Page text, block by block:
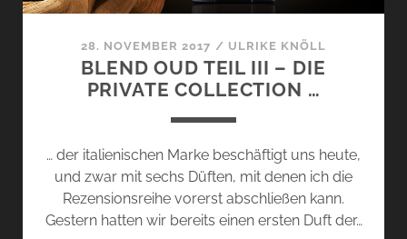
28. NOVEMBER 2017 / ULRIKE KNÖLL
BLEND OUD TEIL III – DIE
PRIVATE COLLECTION …
… der italienischen Marke beschäftigt uns heute,
und zwar mit sechs Düften, mit denen ich die
Rezensionsreihe vorerst abschließen kann.
Gestern hatten wir bereits einen ersten Duft der…